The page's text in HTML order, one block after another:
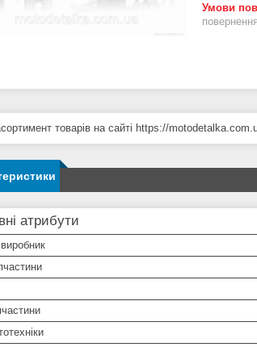
товарів на сайті https://
атрибути